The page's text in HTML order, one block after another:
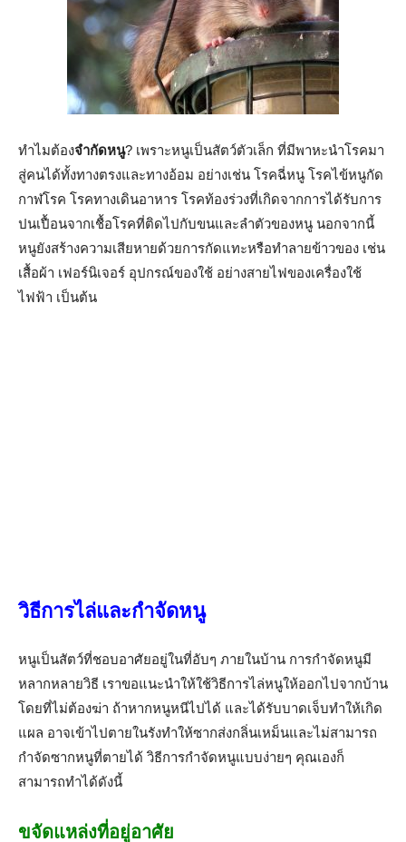
ทำไมต้องจำกัดหนู? เพราะหนูเป็นสัตว์ตัวเล็ก ที่มีพาหะนำโรคมา
สู่คนได้ทั้งทางตรงและทางอ้อม อย่างเช่น โรคฉี่หนู โรคไข้หนูกัด
กาฬโรค โรคทางเดินอาหาร โรคท้องร่วงที่เกิดจากการได้รับการ
ปนเปื้อนจากเชื้อโรคที่ติดไปกับขนและลำตัวของหนู นอกจากนี้
หนูยังสร้างความเสียหายด้วยการกัดแทะหรือทำลายข้าวของ เช่น
เสื้อผ้า เฟอร์นิเจอร์ อุปกรณ์ของใช้ อย่างสายไฟของเครื่องใช้
ไฟฟ้า เป็นต้น
วิธีการไล่และกําจัดหนู
หนูเป็นสัตว์ที่ชอบอาศัยอยู่ในที่อับๆ ภายในบ้าน การกำจัดหนูมี
หลากหลายวิธี เราขอแนะนำให้ใช้วิธีการไล่หนูให้ออกไปจากบ้าน
โดยที่ไม่ต้องฆ่า ถ้าหากหนูหนีไปได้ และได้รับบาดเจ็บทำให้เกิด
แผล อาจเข้าไปตายในรังทำให้ซากส่งกลิ่นเหม็นและไม่สามารถ
กำจัดซากหนูที่ตายได้ วิธีการกำจัดหนูแบบง่ายๆ คุณเองก็
สามารถทำได้ดังนี้
ขจัดแหล่งที่อยู่อาศัย